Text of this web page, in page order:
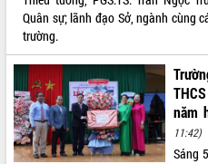
UBND tỉnh họp báo định kỳ tháng 4
năm 2026
Hội thảo khoa học “Giải pháp thúc đẩy
phát triển nền kinh tế xanh tại tỉnh
Đắk Lắk”
Tăng cường giám sát, đôn đốc thực
hiện nhiệm vụ quản lý tài sản công
hàng tuần
Quân sự; lãnh đạo Sở, ngành cùng
trường.
năm
11:42)
Sáng